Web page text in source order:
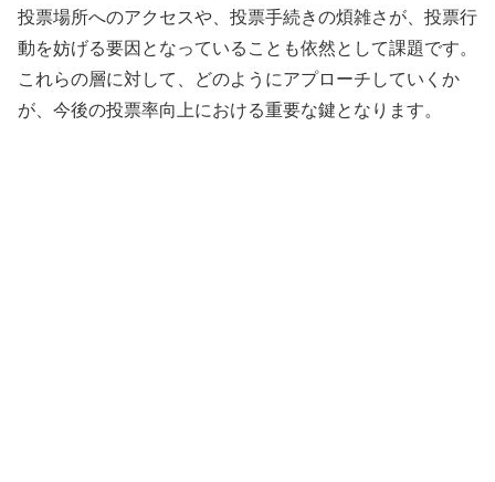
投票場所へのアクセスや、投票手続きの煩雑さが、投票行
動を妨げる要因となっていることも依然として課題です。
これらの層に対して、どのようにアプローチしていくか
が、今後の投票率向上における重要な鍵となります。